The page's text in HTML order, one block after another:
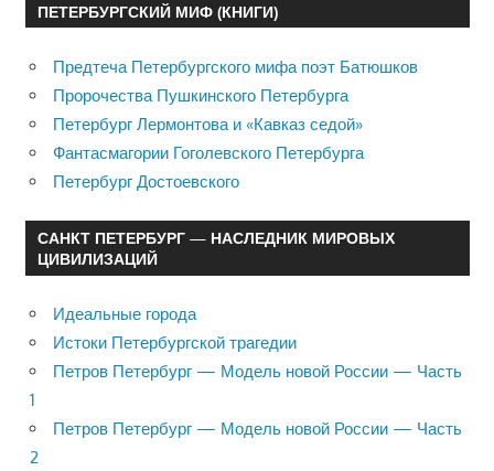
ПЕТЕРБУРГСКИЙ МИФ (КНИГИ)
Предтеча Петербургского мифа поэт Батюшков
Пророчества Пушкинского Петербурга
Петербург Лермонтова и «Кавказ седой»
Фантасмагории Гоголевского Петербурга
Петербург Достоевского
САНКТ ПЕТЕРБУРГ — НАСЛЕДНИК МИРОВЫХ
ЦИВИЛИЗАЦИЙ
Идеальные города
Истоки Петербургской трагедии
Петров Петербург — Модель новой России — Часть
1
Петров Петербург — Модель новой России — Часть
2